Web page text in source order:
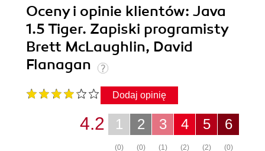
Oceny i opinie klientów: Java
1.5 Tiger. Zapiski programisty
Brett McLaughlin, David
Flanagan
Dodaj opinię
6
(0)
5
(2)
4
(2)
3
(1)
2
(0)
1
(0)
4.2